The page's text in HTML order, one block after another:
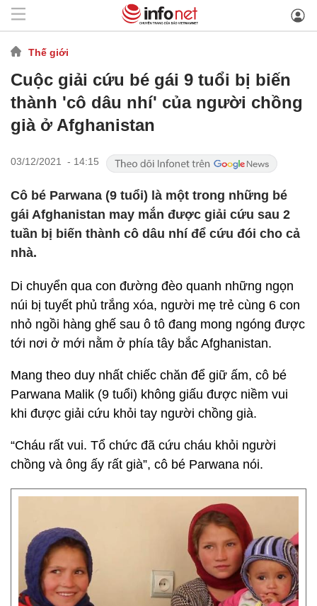
Thế giới
Cuộc giải cứu bé gái 9 tuổi bị biến
thành 'cô dâu nhí' của người chồng
già ở Afghanistan
03/12/2021 - 14:15
Cô bé Parwana (9 tuổi) là một trong những bé
gái Afghanistan may mắn được giải cứu sau 2
tuần bị biến thành cô dâu nhí để cứu đói cho cả
nhà.
Di chuyển qua con đường đèo quanh những ngọn
núi bị tuyết phủ trắng xóa, người mẹ trẻ cùng 6 con
nhỏ ngồi hàng ghế sau ô tô đang mong ngóng được
tới nơi ở mới nằm ở phía tây bắc Afghanistan.
Mang theo duy nhất chiếc chăn để giữ ấm, cô bé
Parwana Malik (9 tuổi) không giấu được niềm vui
khi được giải cứu khỏi tay người chồng già.
“Cháu rất vui. Tổ chức đã cứu cháu khỏi người
chồng và ông ấy rất già”, cô bé Parwana nói.